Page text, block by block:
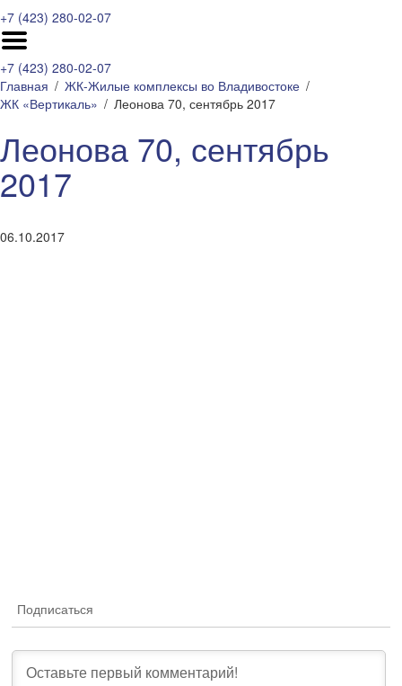
+7 (423) 280-02-07
+7 (423) 280-02-07
Главная
ЖК-Жилые комплексы во Владивостоке
ЖК «Вертикаль»
Леонова 70, сентябрь 2017
Леонова 70, сентябрь
2017
06.10.2017
Подписаться